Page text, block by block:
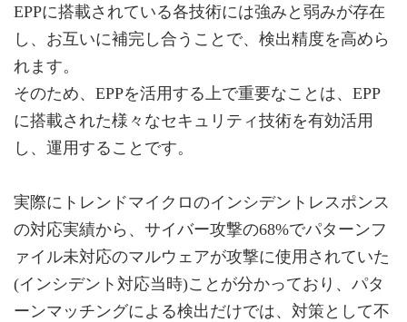
EPPに搭載されている各技術には強みと弱みが存在
し、お互いに補完し合うことで、検出精度を高めら
れます。
そのため、EPPを活用する上で重要なことは、EPP
に搭載された様々なセキュリティ技術を有効活用
し、運用することです。
実際にトレンドマイクロのインシデントレスポンス
の対応実績から、サイバー攻撃の68%でパターンフ
ァイル未対応のマルウェアが攻撃に使用されていた
(インシデント対応当時)ことが分かっており、パタ
ーンマッチングによる検出だけでは、対策として不